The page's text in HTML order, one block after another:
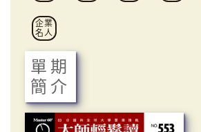
企業
名人
單期
簡介